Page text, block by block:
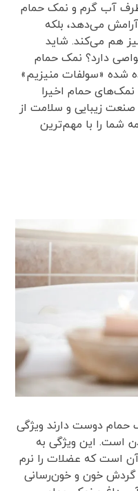
ظرف آب گرم و نمک حمام
آرامش می‌دهد، بلکه
هم می‌کند. شاید
دارد؟ نمک حمام
شده «سولفات منیزیم»
حمام اخیرا
زیبایی و سلامت از
شما را با مهم‌ترین
دوست دارند ویژگی
است. این ویژگی به
آن است که عضلات را نرم
گردش خون و خون‌رسانی